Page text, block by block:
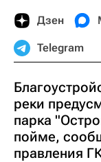
Дзен
Telegram
реки
парка
пойме,
правления